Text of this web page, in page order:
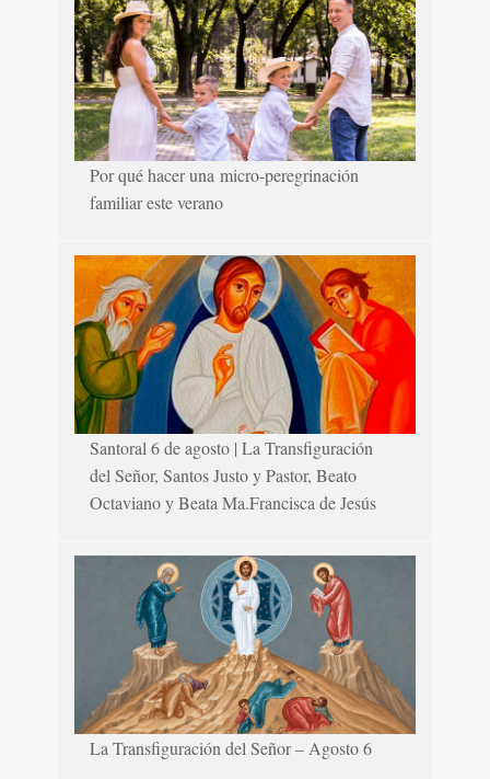
Por qué hacer una micro-peregrinación
familiar este verano
Santoral 6 de agosto | La Transfiguración
del Señor, Santos Justo y Pastor, Beato
Octaviano y Beata Ma.Francisca de Jesús
La Transfiguración del Señor – Agosto 6